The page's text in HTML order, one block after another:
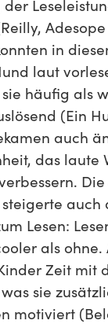
in
laut
häufig als
(Ein
auch
das laute
auch
Lesen:
als ohne.
Zeit mit
sie
motiviert